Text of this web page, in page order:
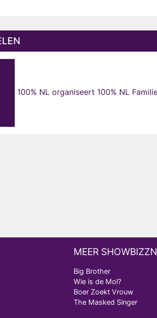
100% NL organiseert 100% NL
MEER
Big Brother
Wie is de Mol?
Boer Zoekt Vrouw
The Masked Singer